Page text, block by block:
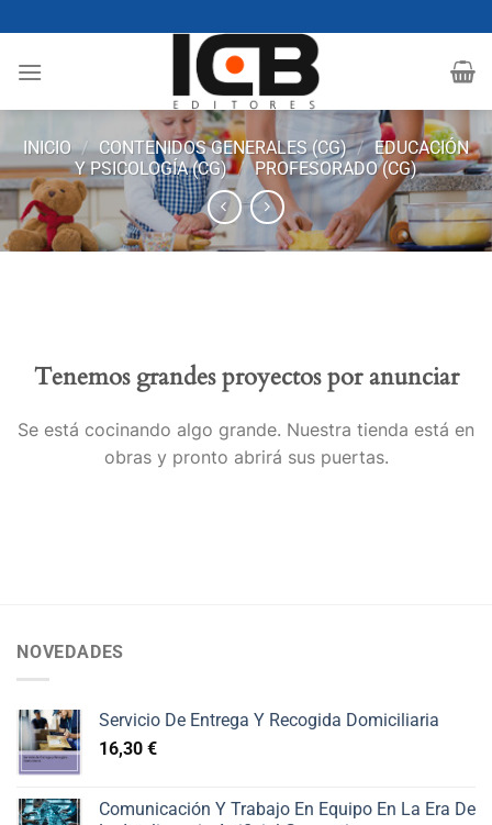
al
contenido
INICIO / CONTENIDOS GENERALES (CG) / EDUCACIÓN
Y PSICOLOGÍA (CG) / PROFESORADO (CG)
Tenemos grandes proyectos por anunciar
Se está cocinando algo grande. Nuestra tienda está en
obras y pronto abrirá sus puertas.
NOVEDADES
Servicio De Entrega Y Recogida Domiciliaria
16,30 €
Comunicación Y Trabajo En Equipo En La Era De